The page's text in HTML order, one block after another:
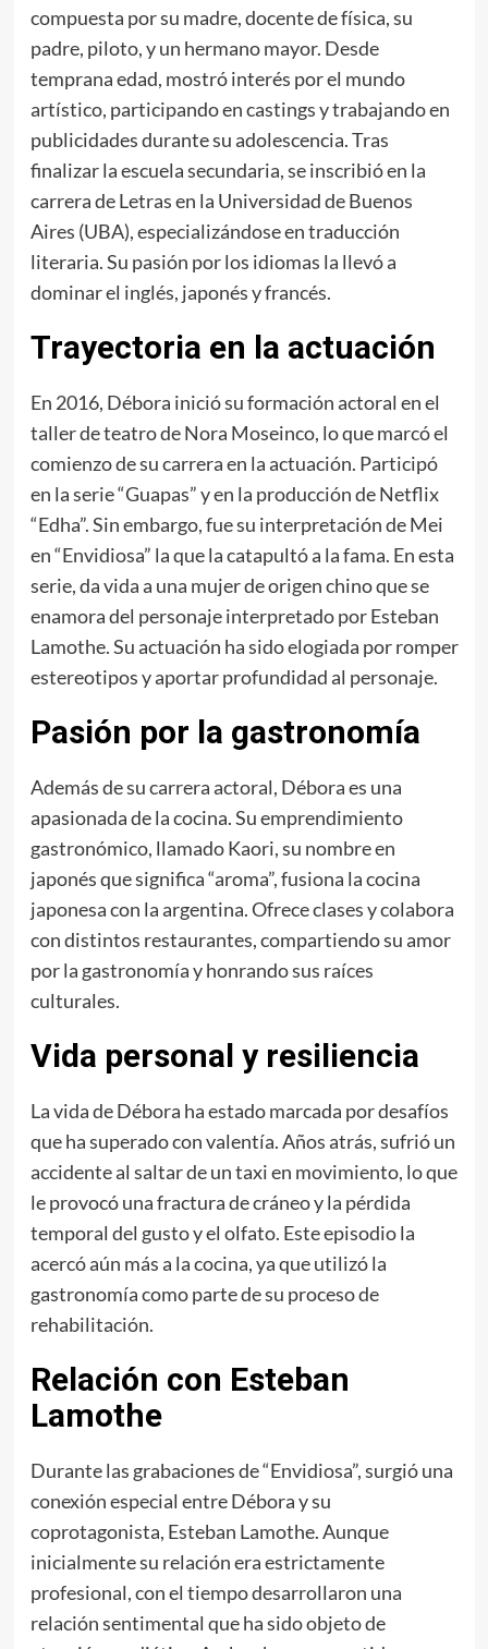
compuesta por su madre, docente de física, su
padre, piloto, y un hermano mayor. Desde
temprana edad, mostró interés por el mundo
artístico, participando en castings y trabajando en
publicidades durante su adolescencia. Tras
finalizar la escuela secundaria, se inscribió en la
carrera de Letras en la Universidad de Buenos
Aires (UBA), especializándose en traducción
literaria. Su pasión por los idiomas la llevó a
dominar el inglés, japonés y francés.
Trayectoria en la actuación
En 2016, Débora inició su formación actoral en el
taller de teatro de Nora Moseinco, lo que marcó el
comienzo de su carrera en la actuación. Participó
en la serie “Guapas” y en la producción de Netflix
“Edha”. Sin embargo, fue su interpretación de Mei
en “Envidiosa” la que la catapultó a la fama. En esta
serie, da vida a una mujer de origen chino que se
enamora del personaje interpretado por Esteban
Lamothe. Su actuación ha sido elogiada por romper
estereotipos y aportar profundidad al personaje.
Pasión por la gastronomía
Además de su carrera actoral, Débora es una
apasionada de la cocina. Su emprendimiento
gastronómico, llamado Kaori, su nombre en
japonés que significa “aroma”, fusiona la cocina
japonesa con la argentina. Ofrece clases y colabora
con distintos restaurantes, compartiendo su amor
por la gastronomía y honrando sus raíces
culturales.
Vida personal y resiliencia
La vida de Débora ha estado marcada por desafíos
que ha superado con valentía. Años atrás, sufrió un
accidente al saltar de un taxi en movimiento, lo que
le provocó una fractura de cráneo y la pérdida
temporal del gusto y el olfato. Este episodio la
acercó aún más a la cocina, ya que utilizó la
gastronomía como parte de su proceso de
rehabilitación.
Relación con Esteban
Lamothe
Durante las grabaciones de “Envidiosa”, surgió una
conexión especial entre Débora y su
coprotagonista, Esteban Lamothe. Aunque
inicialmente su relación era estrictamente
profesional, con el tiempo desarrollaron una
relación sentimental que ha sido objeto de